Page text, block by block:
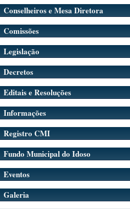
Conselheiros e Mesa Diretora
Comissões
Legislação
Decretos
Editais e Resoluções
Informações
Registro CMI
Fundo Municipal do Idoso
Eventos
Galeria